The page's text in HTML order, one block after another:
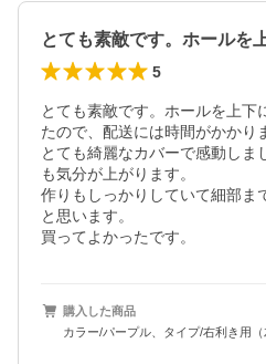
5
とても素敵です。ホールを上下
たので、配送には時間がかかり
とても綺麗なカバーで感動しま
も気分が上がります。
作りもしっかりしていて細部ま
と思います。
買ってよかったです。
購入した商品
カラー/パープル、タイプ/右利き用